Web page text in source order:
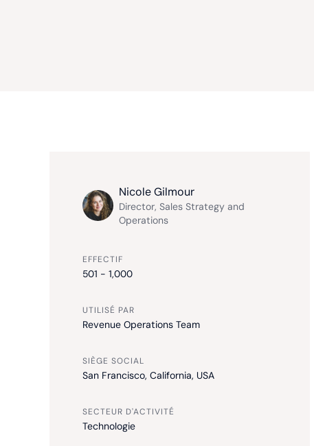
Nicole Gilmour
Director, Sales Strategy and
Operations
EFFECTIF
501 - 1,000
UTILISÉ PAR
Revenue Operations Team
SIÈGE SOCIAL
San Francisco, California, USA
SECTEUR D'ACTIVITÉ
Technologie